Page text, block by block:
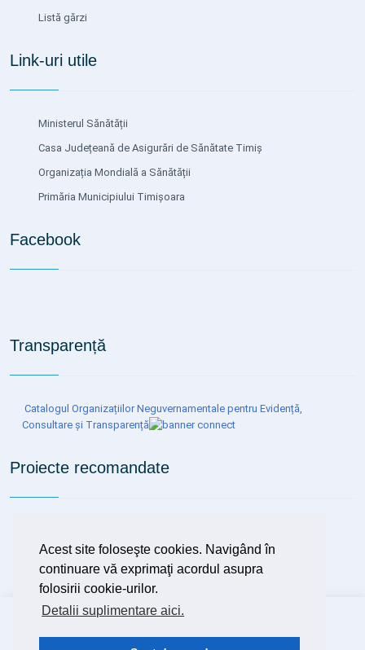
Acest site foloseşte cookies. Navigând în
continuare vă exprimaţi acordul asupra
folosirii cookie-urilor.
Detalii suplimentare aici.
Listă gărzi
Link-uri utile
Ministerul Sănătății
Casa Județeană de Asigurări de Sănătate Timiș
Organizația Mondială a Sănătății
Primăria Municipiului Timișoara
Facebook
Transparență
Catalogul Organizațiilor Neguvernamentale pentru Evidență,
Consultare și Transparență
Proiecte recomandate
diagnostic și tratament precoce al tuberculozei, inclusiv al
tuberculozei latente
Copyright © 2026 Spitalul Clinic de Boli Infecțioase și